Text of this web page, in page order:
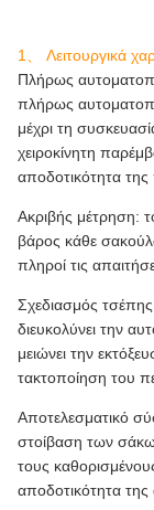
1、 Λειτουργικά
Πλήρως
πλήρως
μέχρι τη
χειροκίνητη
αποδοτικότητα
Ακριβής μέτρηση:
βάρος κάθε
πληροί τις
Σχεδιασμός
διευκολύνει την
μειώνει την
τακτοποίηση του
Αποτελεσματικό
στοίβαση των
τους
αποδοτικότητα